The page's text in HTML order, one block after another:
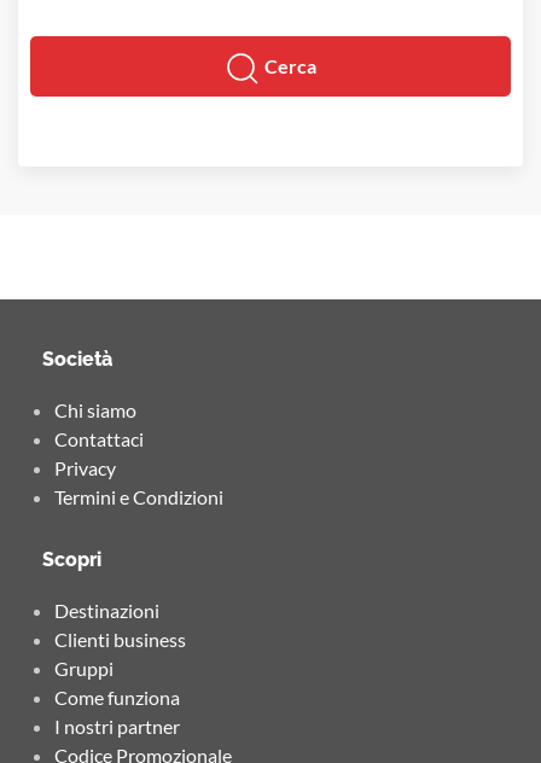
Cerca
Società
Chi siamo
Contattaci
Privacy
Termini e Condizioni
Scopri
Destinazioni
Clienti business
Gruppi
Come funziona
I nostri partner
Codice Promozionale